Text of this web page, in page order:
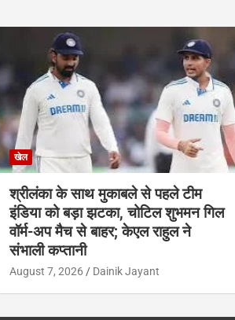
खेल
श्रीलंका के साथ मुकाबले से पहले टीम
इंडिया को बड़ा झटका, चोटिल शुभमन गिल
वॉर्म-अप मैच से बाहर; केएल राहुल ने
संभाली कप्तानी
August 7, 2026 Dainik Jayant